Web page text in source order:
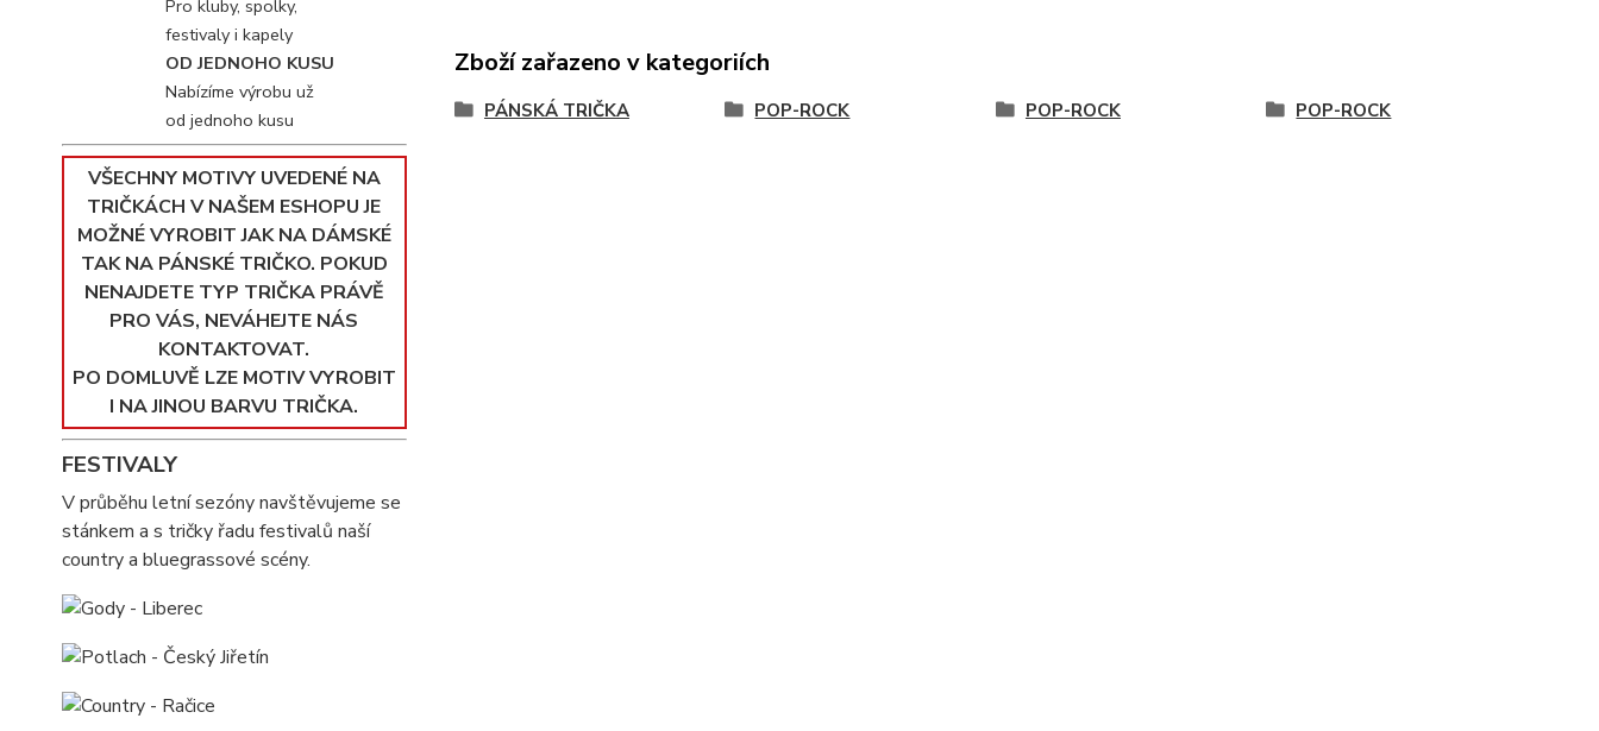
Pro kluby, spolky,
festivaly i kapely
OD JEDNOHO KUSU
Nabízíme výrobu už
od jednoho kusu
VŠECHNY MOTIVY UVEDENÉ NA
TRIČKÁCH V NAŠEM ESHOPU JE
MOŽNÉ VYROBIT JAK NA DÁMSKÉ
TAK NA PÁNSKÉ TRIČKO. POKUD
NENAJDETE TYP TRIČKA PRÁVĚ
PRO VÁS, NEVÁHEJTE NÁS
KONTAKTOVAT.
PO DOMLUVĚ LZE MOTIV VYROBIT
I NA JINOU BARVU TRIČKA.
FESTIVALY
V průběhu letní sezóny navštěvujeme se
stánkem a s tričky řadu festivalů naší
country a bluegrassové scény.
Zboží zařazeno v kategoriích
PÁNSKÁ TRIČKA POP-ROCK POP-ROCK POP-ROCK